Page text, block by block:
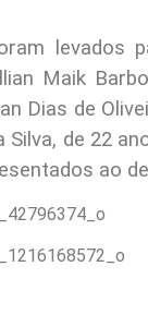
levados
Maik
Dias de
de 22
ao